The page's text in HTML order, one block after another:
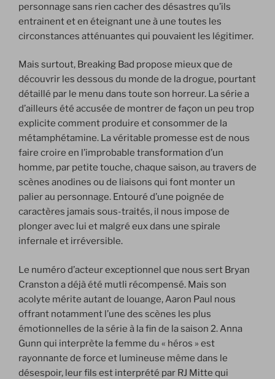
personnage sans rien cacher des désastres qu’ils
entrainent et en éteignant une à une toutes les
circonstances atténuantes qui pouvaient les légitimer.
Mais surtout, Breaking Bad propose mieux que de
découvrir les dessous du monde de la drogue, pourtant
détaillé par le menu dans toute son horreur. La série a
d’ailleurs été accusée de montrer de façon un peu trop
explicite comment produire et consommer de la
métamphétamine. La véritable promesse est de nous
faire croire en l’improbable transformation d’un
homme, par petite touche, chaque saison, au travers de
scènes anodines ou de liaisons qui font monter un
palier au personnage. Entouré d’une poignée de
caractères jamais sous-traités, il nous impose de
plonger avec lui et malgré eux dans une spirale
infernale et irréversible.
Le numéro d’acteur exceptionnel que nous sert Bryan
Cranston a déjà été mutli récompensé. Mais son
acolyte mérite autant de louange, Aaron Paul nous
offrant notamment l’une des scènes les plus
émotionnelles de la série à la fin de la saison 2. Anna
Gunn qui interprète la femme du « héros » est
rayonnante de force et lumineuse même dans le
désespoir, leur fils est interprété par RJ Mitte qui